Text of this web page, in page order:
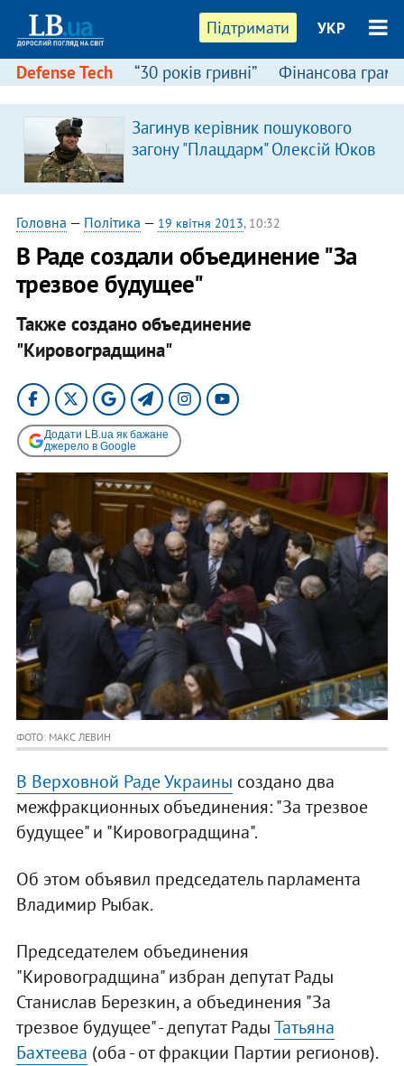
Підтримати УКР
Defense Tech “30 років гривні” Фінансова
Загинув керівник пошукового
загону "Плацдарм" Олексій Юков
Головна — Політика — 19 квітня 2013, 10:32
В Раде создали объединение "За
трезвое будущее"
Также создано объединение
"Кировоградщина"
Додати LB.ua як бажане
джерело в Google
ФОТО: МАКС ЛЕВИН
В Верховной Раде Украины создано два
межфракционных объединения: "За трезвое
будущее" и "Кировоградщина".
Об этом объявил председатель парламента
Владимир Рыбак.
Председателем объединения
"Кировоградщина" избран депутат Рады
Станислав Березкин, а объединения "За
трезвое будущее" - депутат РадыТатьяна
Бахтеева (оба - от фракции Партии регионов).